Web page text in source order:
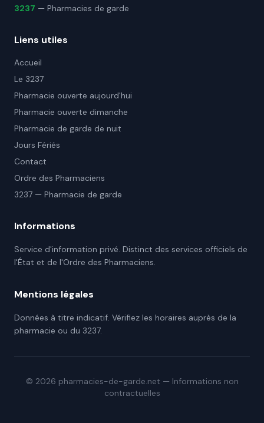
3237 — Pharmacies de garde
Liens utiles
Accueil
Le 3237
Pharmacie ouverte aujourd'hui
Pharmacie ouverte dimanche
Pharmacie de garde de nuit
Jours Fériés
Contact
Ordre des Pharmaciens
3237 — Pharmacie de garde
Informations
Service d'information privé. Distinct des services officiels de
l'État et de l'Ordre des Pharmaciens.
Mentions légales
Données à titre indicatif. Vérifiez les horaires auprès de la
pharmacie ou du 3237.
© 2026 pharmacies-de-garde.net — Informations non
contractuelles